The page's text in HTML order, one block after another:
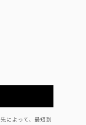
によって、最短到